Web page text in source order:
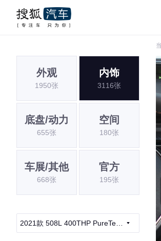
外观
1950张
内饰
3116张
底盘/动力
655张
空间
180张
车展/其他
668张
官方
195张
2021款 508L 400THP PureTech